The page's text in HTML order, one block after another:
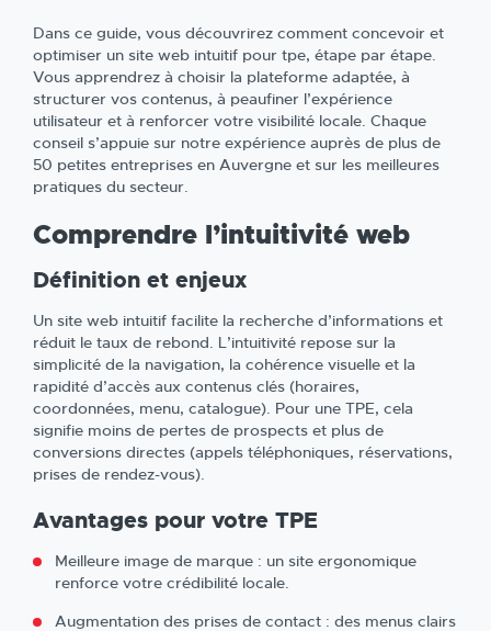
Dans ce guide, vous découvrirez comment concevoir et
optimiser un site web intuitif pour tpe, étape par étape.
Vous apprendrez à choisir la plateforme adaptée, à
structurer vos contenus, à peaufiner l’expérience
utilisateur et à renforcer votre visibilité locale. Chaque
conseil s’appuie sur notre expérience auprès de plus de
50 petites entreprises en Auvergne et sur les meilleures
pratiques du secteur.
Comprendre l’intuitivité web
Définition et enjeux
Un site web intuitif facilite la recherche d’informations et
réduit le taux de rebond. L’intuitivité repose sur la
simplicité de la navigation, la cohérence visuelle et la
rapidité d’accès aux contenus clés (horaires,
coordonnées, menu, catalogue). Pour une TPE, cela
signifie moins de pertes de prospects et plus de
conversions directes (appels téléphoniques, réservations,
prises de rendez-vous).
Avantages pour votre TPE
Meilleure image de marque : un site ergonomique
renforce votre crédibilité locale.
Augmentation des prises de contact : des menus clairs